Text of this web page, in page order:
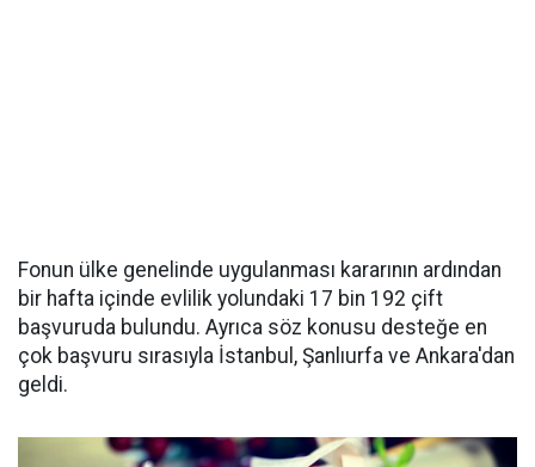
Fonun ülke genelinde uygulanması kararının ardından
bir hafta içinde evlilik yolundaki 17 bin 192 çift
başvuruda bulundu. Ayrıca söz konusu desteğe en
çok başvuru sırasıyla İstanbul, Şanlıurfa ve Ankara'dan
geldi.